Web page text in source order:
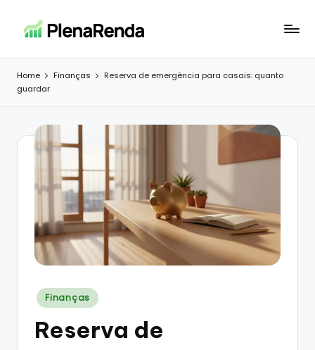
content
l
e
d
riqueza
para
Home Finanças
Reserva de emergência para casais: quanto
guardar
Posted
in
Finanças
Reserva de